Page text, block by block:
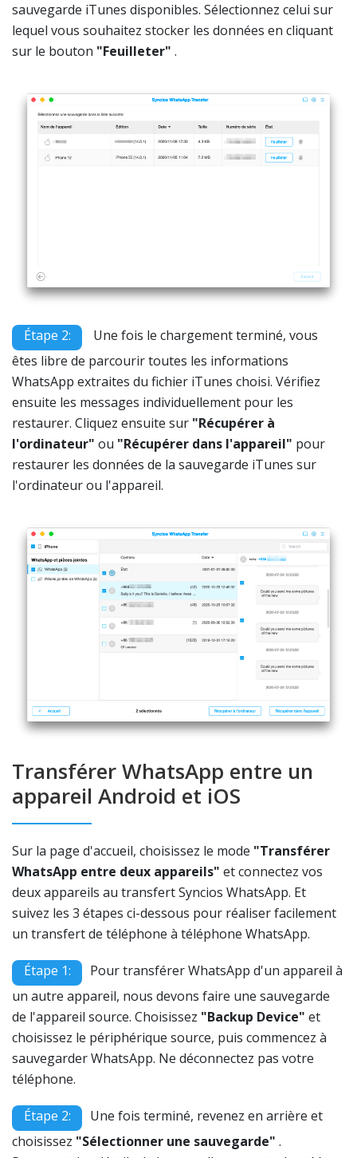
sauvegarde iTunes disponibles. Sélectionnez celui sur
lequel vous souhaitez stocker les données en cliquant
sur le bouton "Feuilleter" .
Étape 2:
Une fois le chargement terminé, vous
êtes libre de parcourir toutes les informations
WhatsApp extraites du fichier iTunes choisi. Vérifiez
ensuite les messages individuellement pour les
restaurer. Cliquez ensuite sur "Récupérer à
l'ordinateur" ou "Récupérer dans l'appareil" pour
restaurer les données de la sauvegarde iTunes sur
l'ordinateur ou l'appareil.
Transférer WhatsApp entre un
appareil Android et iOS
Sur la page d'accueil, choisissez le mode "Transférer
WhatsApp entre deux appareils" et connectez vos
deux appareils au transfert Syncios WhatsApp. Et
suivez les 3 étapes ci-dessous pour réaliser facilement
un transfert de téléphone à téléphone WhatsApp.
Étape 1:
Pour transférer WhatsApp d'un appareil à
un autre appareil, nous devons faire une sauvegarde
de l'appareil source. Choisissez "Backup Device" et
choisissez le périphérique source, puis commencez à
sauvegarder WhatsApp. Ne déconnectez pas votre
téléphone.
Étape 2:
Une fois terminé, revenez en arrière et
choisissez "Sélectionner une sauvegarde" .